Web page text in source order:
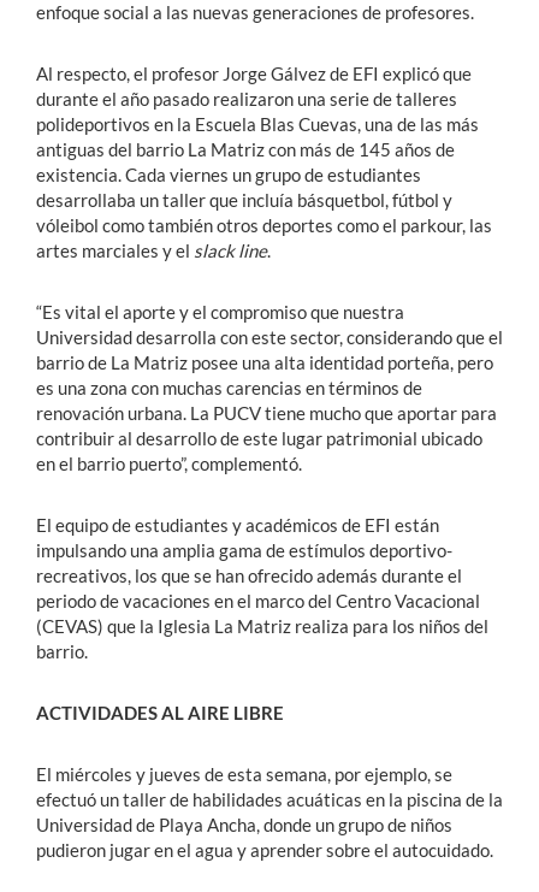
enfoque social a las nuevas generaciones de profesores.
Al respecto, el profesor Jorge Gálvez de EFI explicó que
durante el año pasado realizaron una serie de talleres
polideportivos en la Escuela Blas Cuevas, una de las más
antiguas del barrio La Matriz con más de 145 años de
existencia. Cada viernes un grupo de estudiantes
desarrollaba un taller que incluía básquetbol, fútbol y
vóleibol como también otros deportes como el parkour, las
artes marciales y el slack line.
“Es vital el aporte y el compromiso que nuestra
Universidad desarrolla con este sector, considerando que el
barrio de La Matriz posee una alta identidad porteña, pero
es una zona con muchas carencias en términos de
renovación urbana. La PUCV tiene mucho que aportar para
contribuir al desarrollo de este lugar patrimonial ubicado
en el barrio puerto”, complementó.
El equipo de estudiantes y académicos de EFI están
impulsando una amplia gama de estímulos deportivo-
recreativos, los que se han ofrecido además durante el
periodo de vacaciones en el marco del Centro Vacacional
(CEVAS) que la Iglesia La Matriz realiza para los niños del
barrio.
ACTIVIDADES AL AIRE LIBRE
El miércoles y jueves de esta semana, por ejemplo, se
efectuó un taller de habilidades acuáticas en la piscina de la
Universidad de Playa Ancha, donde un grupo de niños
pudieron jugar en el agua y aprender sobre el autocuidado.